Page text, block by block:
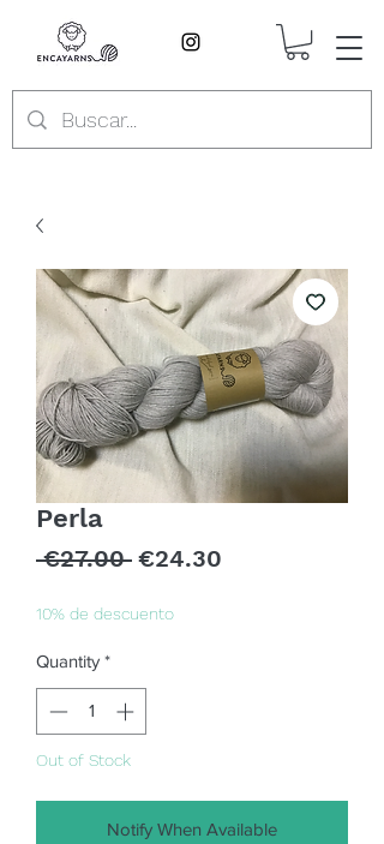
Perla
€27.00 Regular
€24.30
10% de descuento
Quantity *
Out of Stock
Notify When Available